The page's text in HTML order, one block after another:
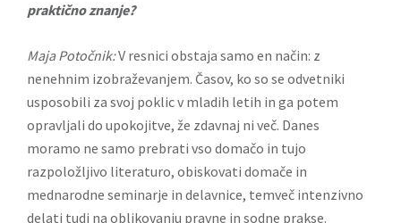
praktično znanje?
Maja Potočnik:V resnici obstaja samo en način: z
nenehnim izobraževanjem. Časov, ko so se odvetniki
usposobili za svoj poklic v mladih letih in ga potem
opravljali do upokojitve, že zdavnaj ni več. Danes
moramo ne samo prebrati vso domačo in tujo
razpoložljivo literaturo, obiskovati domače in
mednarodne seminarje in delavnice, temveč intenzivno
delati tudi na oblikovanju pravne in sodne prakse.